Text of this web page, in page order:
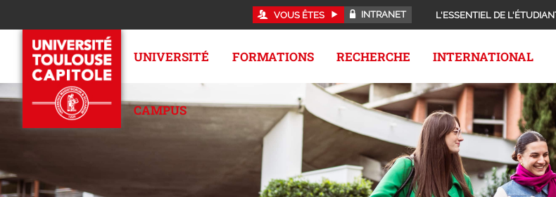
VOUS ÊTES INTRANET L'ESSENTIEL DE
UNIVERSITÉ FORMATIONS RECHERCHE INTERNATIONAL
CAMPUS